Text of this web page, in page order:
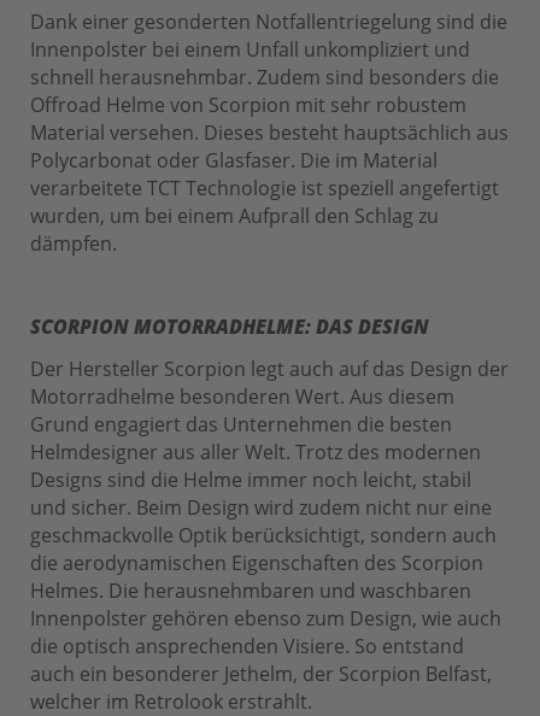
Dank einer gesonderten Notfallentriegelung sind die
Innenpolster bei einem Unfall unkompliziert und
schnell herausnehmbar. Zudem sind besonders die
Offroad Helme von Scorpion mit sehr robustem
Material versehen. Dieses besteht hauptsächlich aus
Polycarbonat oder Glasfaser. Die im Material
verarbeitete TCT Technologie ist speziell angefertigt
wurden, um bei einem Aufprall den Schlag zu
dämpfen.
SCORPION MOTORRADHELME: DAS DESIGN
Der Hersteller Scorpion legt auch auf das Design der
Motorradhelme besonderen Wert. Aus diesem
Grund engagiert das Unternehmen die besten
Helmdesigner aus aller Welt. Trotz des modernen
Designs sind die Helme immer noch leicht, stabil
und sicher. Beim Design wird zudem nicht nur eine
geschmackvolle Optik berücksichtigt, sondern auch
die aerodynamischen Eigenschaften des Scorpion
Helmes. Die herausnehmbaren und waschbaren
Innenpolster gehören ebenso zum Design, wie auch
die optisch ansprechenden Visiere. So entstand
auch ein besonderer Jethelm, der Scorpion Belfast,
welcher im Retrolook erstrahlt.